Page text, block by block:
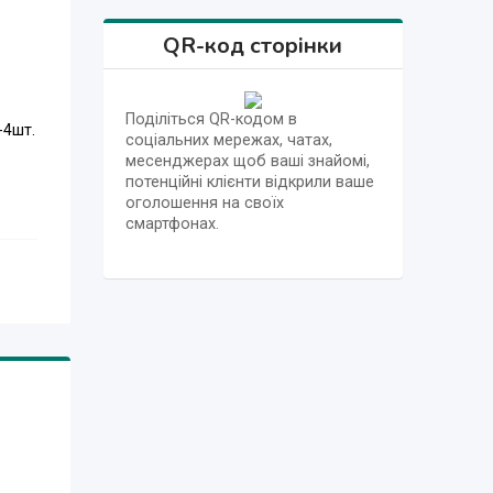
QR-код сторінки
Поділіться QR-кодом в
соціальних мережах, чатах,
месенджерах щоб ваші знайомі,
потенційні клієнти відкрили ваше
оголошення на своїх
смартфонах.